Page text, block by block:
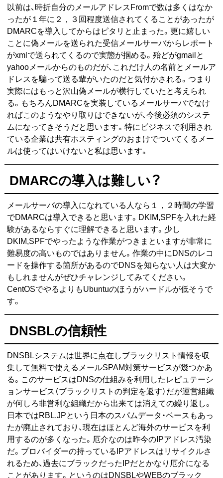
以前は、時折自分のメールアドレスFromで数は多くはなか
ったが１年に２，３回程度送信されてくることがあったが
DMARCを導入してからはピタリと止まった。更に嬉しい
ことに偽メールを送られた受信メールサーバからレポート
がxmlで送られてくるので実態が掴める。殆どがgmailと
yahooメールからのものだが、これだけ人の名前とメールア
ドレスを騙って送る輩がいたのだと気付かされる。つまり
実際にはもっと沢山偽メールが横行していたと考えられ
る。もちろんDMARCを実装しているメールサーバでなけ
ればこのようなやり取りはできないが、今後必須のシステ
ムになってきそうだと思います。特にビジネスで利用され
ている企業は共有ホスティングのおまけでついてくるメー
ルは使ってはいけないと私は思います。
DMARCの導入は難しい？
メールサーバの導入になれている人なら１，２時間の学習
でDMARCは導入できると思います。DKIM,SPFを入れた経
験があるならすぐに理解できると思います。少し
DKIM,SPFでやったような作業がつきまといますが非常に
難易度の高いものではありません。作業の中にDNSのレコ
ードを操作する箇所があるのでDNSを知らない人は大変か
もしれませんがぜひチャレンジしてみてください。
CentOSでやるよりもUbuntuのほうがハードルが低そうで
す。
DNSBLの信頼性
DNSBLシステムは世界に点在しブラックリスト情報を収
集して無料で使えるメールSPAM対策サービスが幾つかあ
る。このサービスはDNSの仕組みを利用したレピュテーシ
ョンサービス（ブラックリストの判定を返す）だが運営組織
が何しろ非営利な組織だから出来ては消えての繰り返し。
日本ではRBL.JPという日本のスパムデータ・ベースもあっ
たが廃止されており、現在はほとんど海外のサービスを利
用するのが多くなった。厄介なのは昨今のIPアドレス汚染
だ。プロバイダーの持っているIPアドレスはリサイクルさ
れるため、過去にブラックだったIPだとかなり厄介になる
ことがあります。というのはDNSBLやWEBのブラック